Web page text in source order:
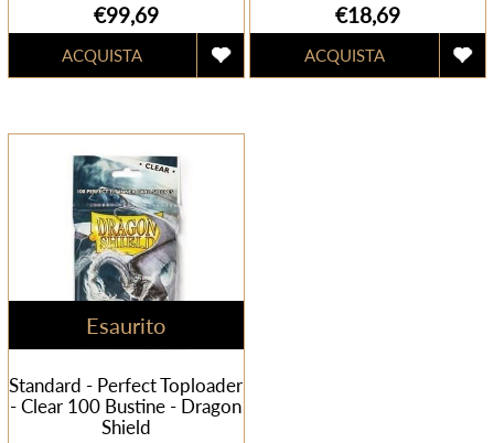
€99,69 €18,69
Esaurito
Standard - Perfect Toploader
- Clear 100 Bustine - Dragon
Shield